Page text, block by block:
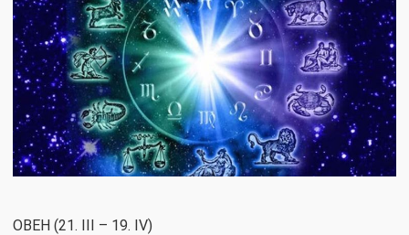
ОВЕН (21. III – 19. IV)